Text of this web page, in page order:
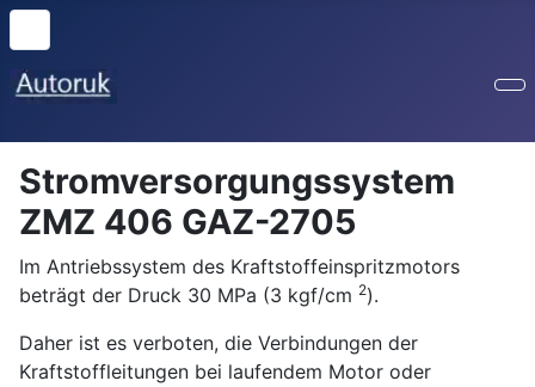
Stromversorgungssystem
ZMZ 406 GAZ-2705
Im Antriebssystem des Kraftstoffeinspritzmotors
beträgt der Druck 30 MPa (3 kgf/cm 2).
Daher ist es verboten, die Verbindungen der
Kraftstoffleitungen bei laufendem Motor oder